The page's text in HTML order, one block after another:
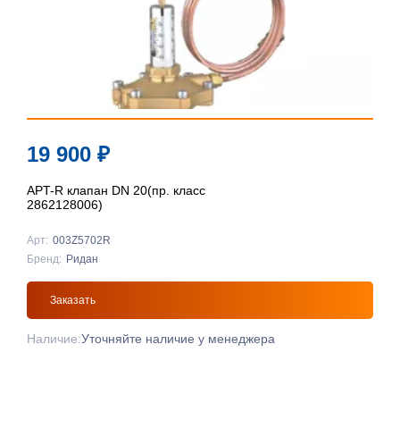
19 900 ₽
APT-R клапан DN 20(пр. класс
2862128006)
Арт: 003Z5702R
Бренд: Ридан
Заказать
Наличие:Уточняйте наличие у менеджера